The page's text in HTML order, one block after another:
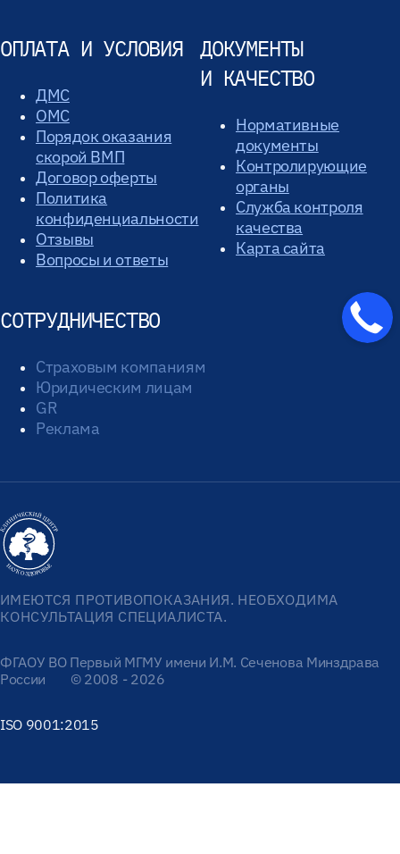
ОПЛАТА И УСЛОВИЯ
ДМС
ОМС
Порядок оказания
скорой ВМП
Договор оферты
Политика
конфиденциальности
Отзывы
Вопросы и ответы
ДОКУМЕНТЫ
И КАЧЕСТВО
Нормативные
документы
Контролирующие
органы
Служба контроля
качества
Карта сайта
СОТРУДНИЧЕСТВО
Страховым компаниям
Юридическим лицам
GR
Реклама
ИМЕЮТСЯ ПРОТИВОПОКАЗАНИЯ. НЕОБХОДИМА
КОНСУЛЬТАЦИЯ СПЕЦИАЛИСТА.
ФГАОУ ВО Первый МГМУ имени И.М. Сеченова Минздрава
России
© 2008 - 2026
ISO 9001:2015